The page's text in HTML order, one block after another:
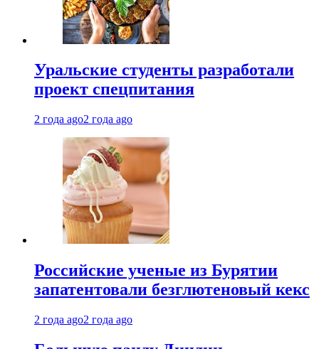
Уральские студенты разработали
проект спецпитания
2 года ago2 года ago
Российские ученые из Бурятии
запатентовали безглютеновый кекс
2 года ago2 года ago